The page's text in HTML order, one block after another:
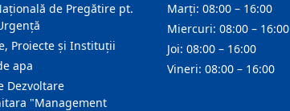
de Pregătire pt.
Proiecte și Instituții
apa
Dezvoltare
"Management
Marți: 08:00 – 16:00
Miercuri: 08:00 – 16:00
Joi: 08:00 – 16:00
Vineri: 08:00 – 16:00